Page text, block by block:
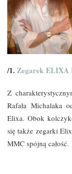
/1. Zegarek ELIXA
Z
Rafała Michalaka
Elixa. Obok
się także zegarki
MMC spójną całość.